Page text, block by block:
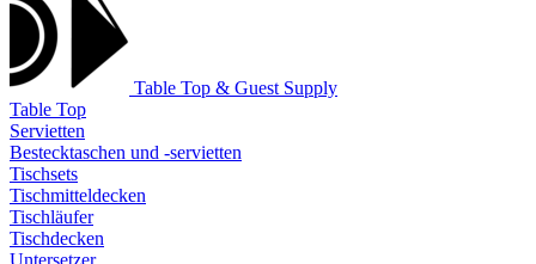
Table Top & Guest Supply
Table Top
Servietten
Bestecktaschen und -servietten
Tischsets
Tischmitteldecken
Tischläufer
Tischdecken